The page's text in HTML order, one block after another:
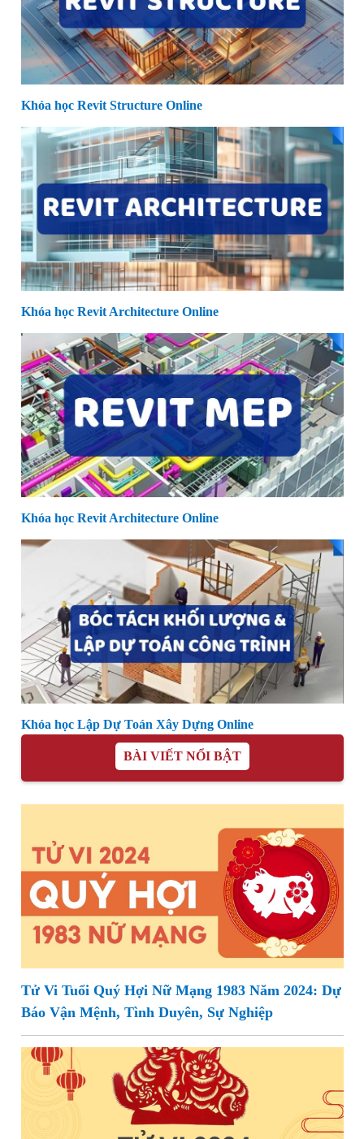
Khóa học Revit Structure Online
Khóa học Revit Architecture Online
Khóa học Revit Architecture Online
Khóa học Lập Dự Toán Xây Dựng Online
BÀI VIẾT NỔI BẬT
Tử Vi Tuổi Quý Hợi Nữ Mạng 1983 Năm 2024: Dự
Báo Vận Mệnh, Tình Duyên, Sự Nghiệp